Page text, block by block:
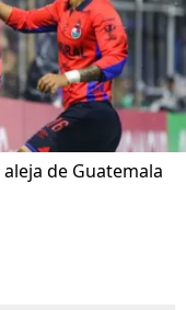
de Guatemala